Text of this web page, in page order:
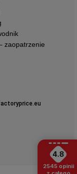
zaopatrzenie
4.8
2545 opinii